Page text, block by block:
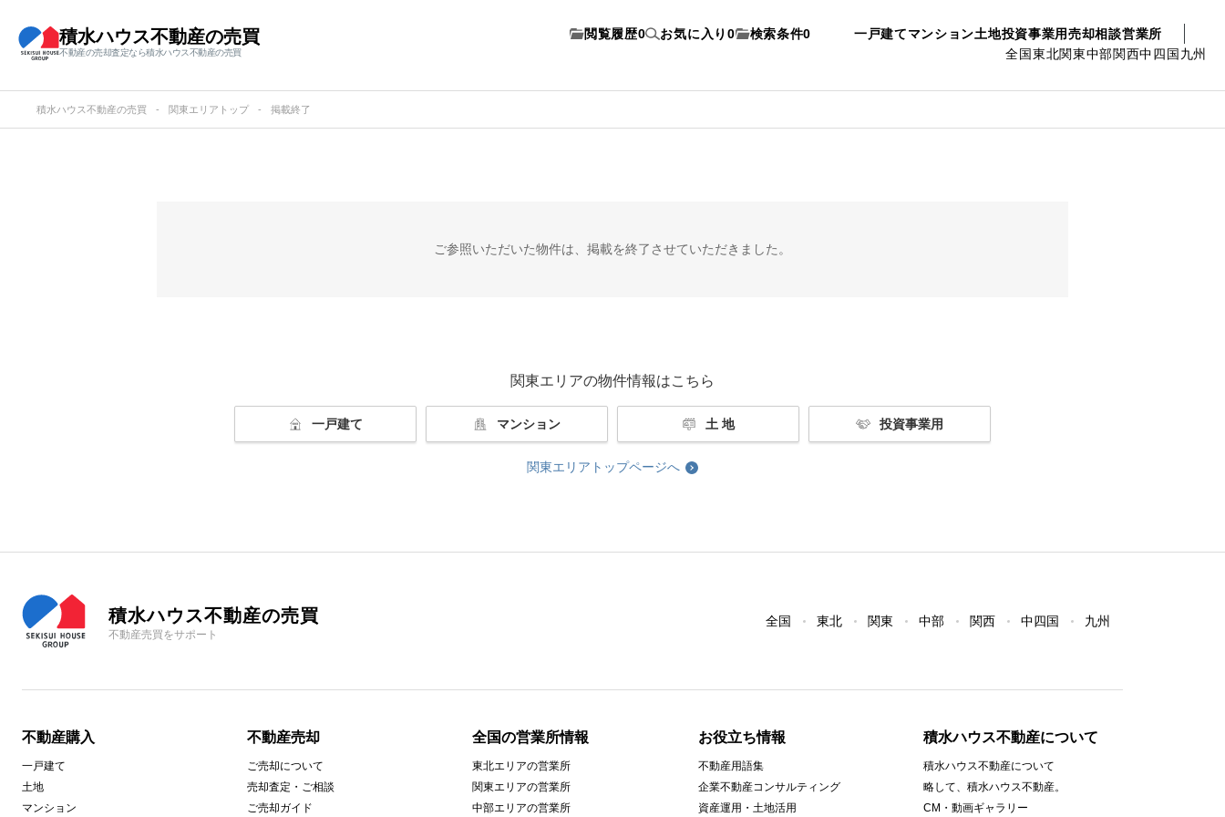
積水ハウス不動産の売買
不動産の売却査定なら積水ハウス不動産の売買
一戸建てマンション土地投資事業用売却相談営業所
全国東北関東中部関西中四国九州
閲覧履歴0 お気に入り 0 検索条件0
積水ハウス不動産の売買 関東エリアトップ 掲載終了
ご参照いただいた物件は、 掲載を終了させていただきました。
関東エリアの物件情報はこちら
一戸建て マンション 土 地 投資事業用
関東エリアトップページへ
積水ハウス不動産の売買
不動産売買をサポート
全国 東北 関東 中部 関西 中四国 九州
不動産購入
一戸建て
土地
マンション
不動産売却
ご売却について
売却査定・ご相談
ご売却ガイド
全国の営業所情報
東北エリアの営業所
関東エリアの営業所
中部エリアの営業所
お役立ち情報
不動産用語集
企業不動産コンサルティング
資産運用・土地活用
積水ハウス不動産について
積水ハウス不動産について
略して、積水ハウス不動産。
CM・動画ギャラリー